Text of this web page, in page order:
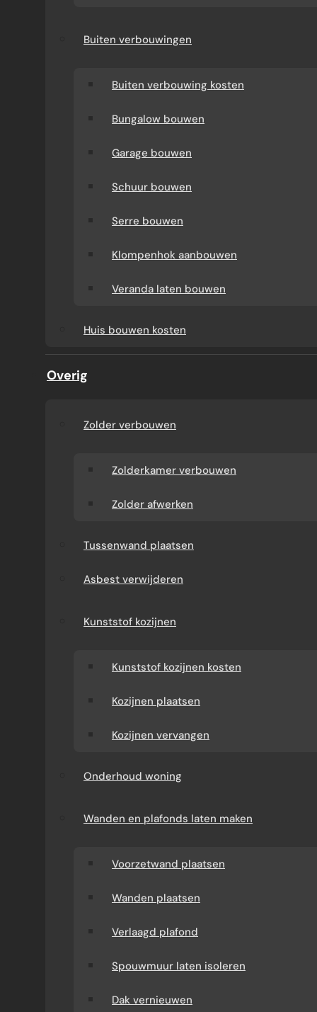
Buiten verbouwingen
Buiten verbouwing kosten
Bungalow bouwen
Garage bouwen
Schuur bouwen
Serre bouwen
Klompenhok aanbouwen
Veranda laten bouwen
Huis bouwen kosten
Overig
Zolder verbouwen
Zolderkamer verbouwen
Zolder afwerken
Tussenwand plaatsen
Asbest verwijderen
Kunststof kozijnen
Kunststof kozijnen kosten
Kozijnen plaatsen
Kozijnen vervangen
Onderhoud woning
Wanden en plafonds laten maken
Voorzetwand plaatsen
Wanden plaatsen
Verlaagd plafond
Spouwmuur laten isoleren
Dak vernieuwen
KUN JE HOUTEN MEUBELS
IN JE BADKAMER NEMEN?
prachtige keuze die warmte en natuurlijke
hout wel geschikt voor een vochtige ruimte
het gebruik van hout in een ruimte waar water
het met de juiste behandeling en
voorzorgsmaatregelen goed mogelijk om
houten meubels op een duurzame manier in je
bespreken we de voordelen, aandachtspunten
kunt maken bij het badkamer renoveren.